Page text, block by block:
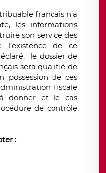
français n’a
les informations
son service des
l’existence de ce
le dossier de
sera qualifié de
possession de ces
fiscale
donner et le cas
de contrôle
: